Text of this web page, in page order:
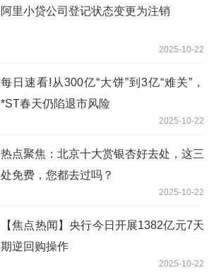
阿里小贷公司登记状态变更为注销
2025-10-22
每日速看!从300亿“大饼”到3亿“难关”，
*ST春天仍陷退市风险
2025-10-22
热点聚焦：北京十大赏银杏好去处，这三
处免费，您都去过吗？
2025-10-22
【焦点热闻】央行今日开展1382亿元7天
期逆回购操作
2025-10-22